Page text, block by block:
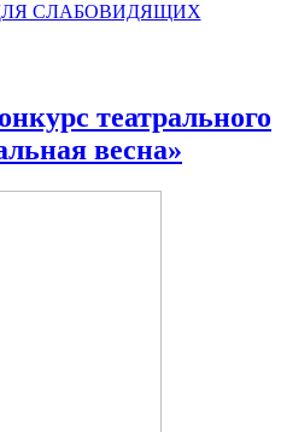
СЛАБОВИДЯЩИХ
театрального
весна»